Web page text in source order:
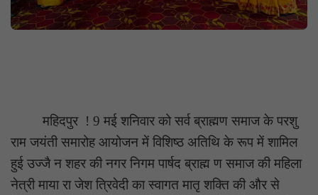
महिदपुर ! 9 मई शनिवार को सर्व ब्राह्मण समाज के परशु
राम जयंती समारोह आयोजन में विशिष्ठ अतिथि के रूप में शामिल
हुई उज्जै न शहर की नगर निगम पार्षद ब्राह्म ण समाज की महिला
नेत्री माया रा जेश त्रिवेदी का स्वागत मातृ शक्ति की और से